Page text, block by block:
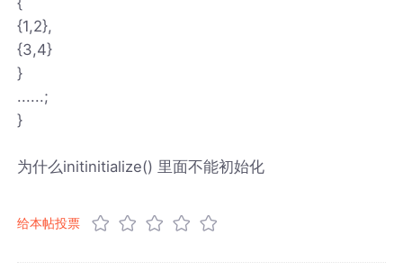
{1,2},
{3,4}
}
......;
}
为什么initinitialize() 里面不能初始化
给本帖投票